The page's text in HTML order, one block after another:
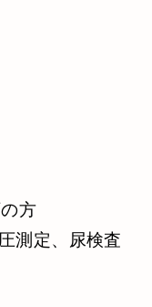
方
測定、尿検査